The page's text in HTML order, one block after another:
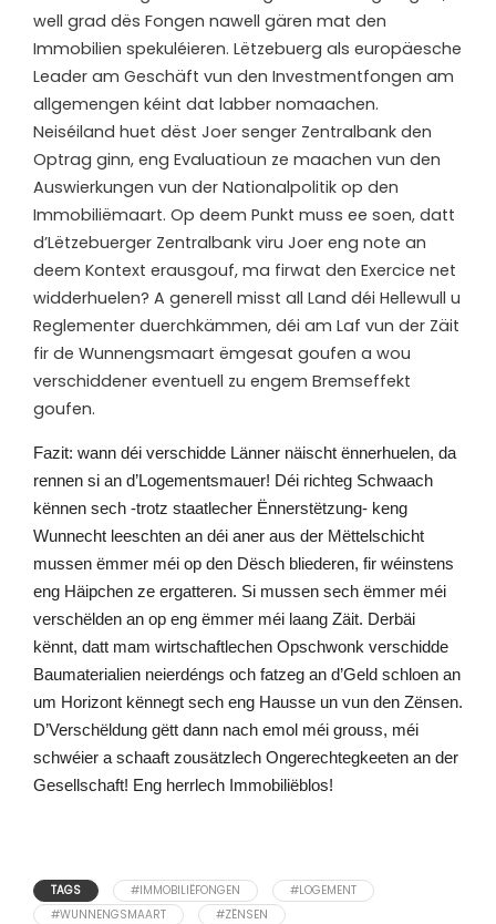
well grad dës Fongen nawell gären mat den
Immobilien spekuléieren. Lëtzebuerg als europäesche
Leader am Geschäft vun den Investmentfongen am
allgemengen kéint dat labber nomaachen.
Neiséiland huet dëst Joer senger Zentralbank den
Optrag ginn, eng Evaluatioun ze maachen vun den
Auswierkungen vun der Nationalpolitik op den
Immobiliëmaart. Op deem Punkt muss ee soen, datt
d’Lëtzebuerger Zentralbank viru Joer eng note an
deem Kontext erausgouf, ma firwat den Exercice net
widderhuelen? A generell misst all Land déi Hellewull u
Reglementer duerchkämmen, déi am Laf vun der Zäit
fir de Wunnengsmaart ëmgesat goufen a wou
verschiddener eventuell zu engem Bremseffekt
goufen.
Fazit: wann déi verschidde Länner näischt ënnerhuelen, da
rennen si an d’Logementsmauer! Déi richteg Schwaach
kënnen sech -trotz staatlecher Ënnerstëtzung- keng
Wunnecht leeschten an déi aner aus der Mëttelschicht
mussen ëmmer méi op den Dësch bliederen, fir wéinstens
eng Häipchen ze ergatteren. Si mussen sech ëmmer méi
verschëlden an op eng ëmmer méi laang Zäit. Derbäi
kënnt, datt mam wirtschaftlechen Opschwonk verschidde
Baumaterialien neierdéngs och fatzeg an d’Geld schloen an
um Horizont kënnegt sech eng Hausse un vun den Zënsen.
D’Verschëldung gëtt dann nach emol méi grouss, méi
schwéier a schaaft zousätzlech Ongerechtegkeeten an der
Gesellschaft! Eng herrlech Immobiliëblos!
TAGS #IMMOBILIËFONGEN
#LOGEMENT
#WUNNENGSMAART
#ZËNSEN